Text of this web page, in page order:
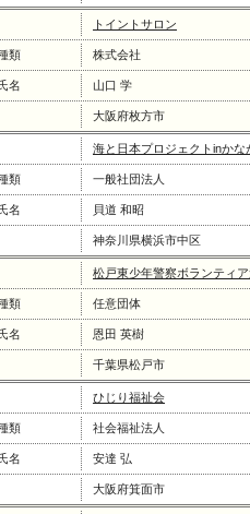
トイントサロン
類 株式会社
名 山口 学
大阪府枚方市
海と日本プロジェクトinかな
類 一般社団法人
名 貝道 和昭
神奈川県横浜市中区
松戸東少年警察ボランティ
類 任意団体
名 恩田 英樹
千葉県松戸市
ひじり福祉会
類 社会福祉法人
名 安達 弘
大阪府箕面市